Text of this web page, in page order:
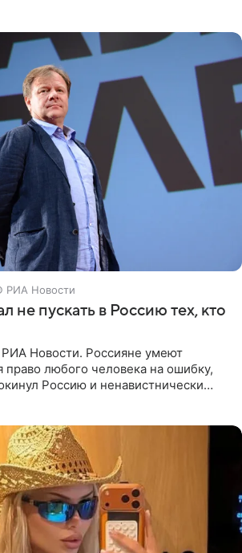
РИА Новости
не пускать в Россию тех, кто
Новости. Россияне умеют
право любого человека на ошибку,
Россию и ненавистнически